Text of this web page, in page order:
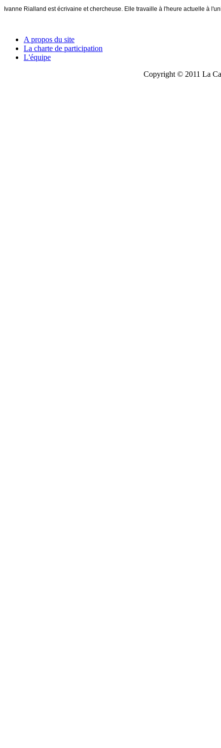
Ivanne Rialland est écrivaine et chercheuse. Elle travaille à l'heure actuelle à
A propos du site
La charte de participation
L'équipe
Copyright © 2011 La